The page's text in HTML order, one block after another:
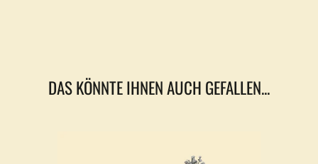
DAS KÖNNTE IHNEN AUCH GEFALLEN...